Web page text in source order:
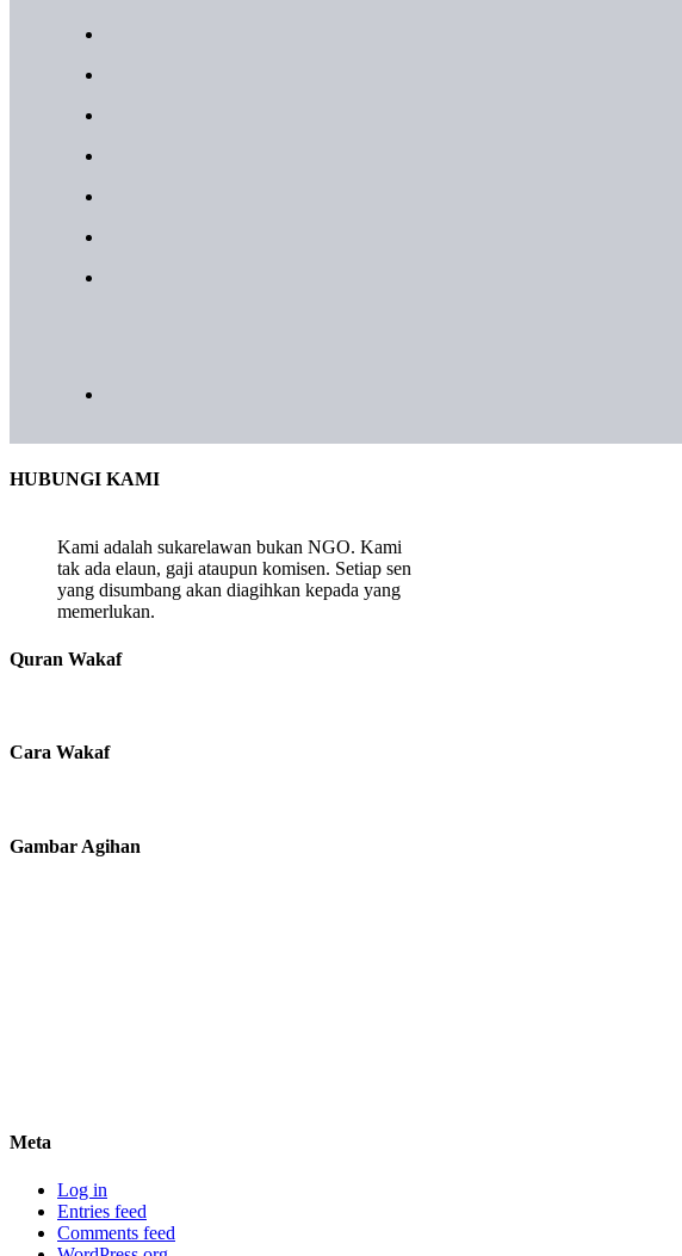
HUBUNGI KAMI
Kami adalah sukarelawan bukan NGO. Kami
tak ada elaun, gaji ataupun komisen. Setiap sen
yang disumbang akan diagihkan kepada yang
memerlukan.
Quran Wakaf
Cara Wakaf
Gambar Agihan
Meta
Log in
Entries feed
Comments feed